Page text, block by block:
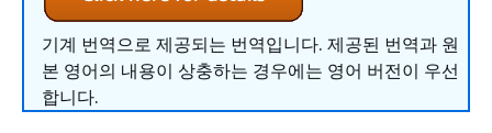
기계 번역으로 제공되는 번역입니다. 제공된 번역과 원
본 영어의 내용이 상충하는 경우에는 영어 버전이 우선
합니다.